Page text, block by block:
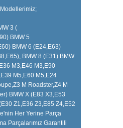
3 (
BMW 5
BMW 6 (E24,E63)
BMW 8 (E31) BMW
M3,E46 M3,E90
M5,E60 M5,E24
M Roadster,Z4 M
BMW X (E83 X3,E53
Z1,E36 Z3,E85 Z4,E52
Her Yerine Parça
Parçalarımız Garantili